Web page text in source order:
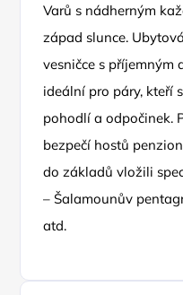
Varů s nádherným
západ slunce.
vesničce s
ideální pro páry, kteří
pohodlí a odpočinek.
bezpečí hostů
do základů vložili
– Šalamounův
atd.